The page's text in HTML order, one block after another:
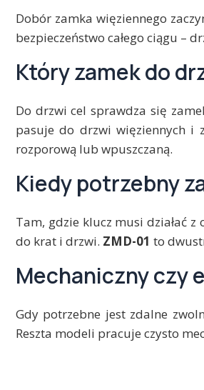
Dobór zamka więziennego
bezpieczeństwo całego ciągu –
Który zamek do
Do drzwi cel sprawdza się
pasuje do drzwi więziennych i
rozporową lub wpuszczaną.
Kiedy potrzebny
Tam, gdzie klucz musi działać
do krat i drzwi. ZMD-01 to
Mechaniczny czy
Gdy potrzebne jest zdalne
Reszta modeli pracuje czysto